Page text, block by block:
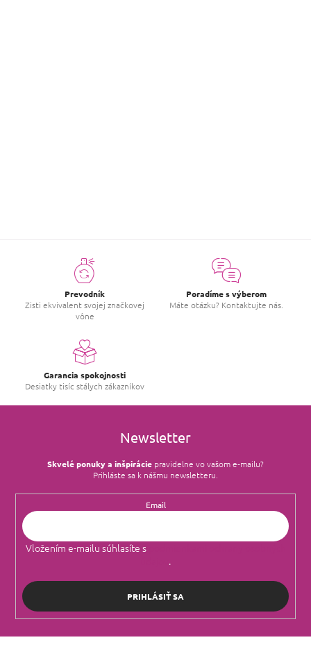
Prevodník
Zisti ekvivalent svojej značkovej
vône
Poradíme s výberom
Máte otázku? Kontaktujte nás.
Garancia spokojnosti
Desiatky tisíc stálych zákazníkov
Newsletter
Skvelé ponuky a inšpirácie pravidelne vo vašom e‑mailu?
Prihláste sa k nášmu newsletteru.
Email
Vložením e-mailu súhlasíte s
.
PRIHLÁSIŤ SA